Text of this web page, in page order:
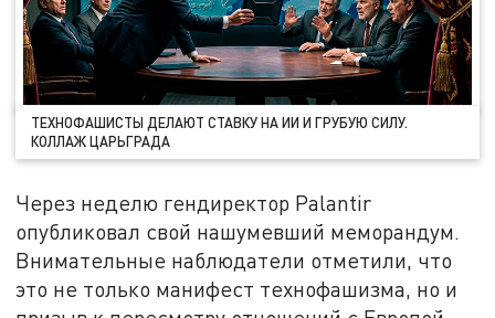
ТЕХНОФАШИСТЫ ДЕЛАЮТ СТАВКУ НА ИИ И ГРУБУЮ СИЛУ.
КОЛЛАЖ ЦАРЬГРАДА
Через неделю гендиректор Palantir
опубликовал свой нашумевший меморандум.
Внимательные наблюдатели отметили, что
это не только манифест технофашизма, но и